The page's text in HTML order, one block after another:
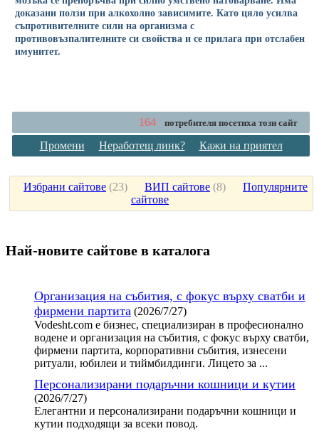
доказани ползи при алкохолно зависимите. Като цяло усилва
съпротивителните сили на организма с
противовъзпалителните си свойства и се прилага при отслабен
имунитет.
164 потребителя посетиха този сайт
Промени Неработещ линк? Кажи на приятел
Избрани сайтове (23) ВИП сайтове (8) Популярните
сайтове
Най-новите сайтoве в каталога
Организация на събития, с фокус върху сватби и
фирмени партита (2026/7/27)
Vodesht.com е бизнес, специализиран в професионално
водене и организация на събития, с фокус върху сватби,
фирмени партита, корпоративни събития, изнесени
ритуали, юбилеи и тиймбилдинги. Лицето за ...
Персонализирани подаръчни кошници и кутии
(2026/7/27)
Елегантни и персонализирани подаръчни кошници и
кутии подходящи за всеки повод.